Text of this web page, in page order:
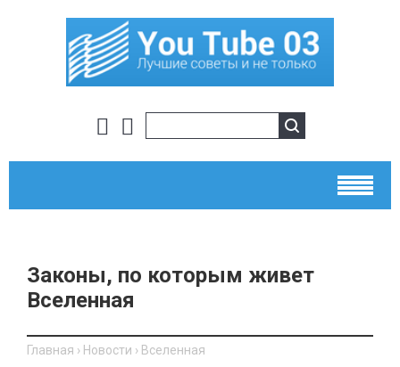
Законы, по которым живет
Вселенная
Главная › Новости › Вселенная